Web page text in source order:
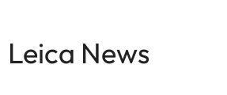
Leica News